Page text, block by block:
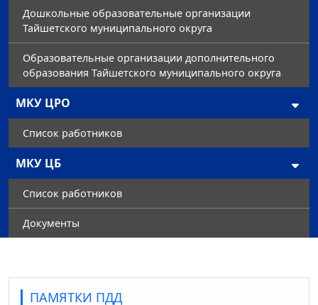
Дошкольные образовательные организации
Тайшетского муниципального округа
Образовательные организации дополнительного
образования Тайшетского муниципального округа
МКУ ЦРО
Список работников
МКУ ЦБ
Список работников
Документы
ПАМЯТКИ ПДД